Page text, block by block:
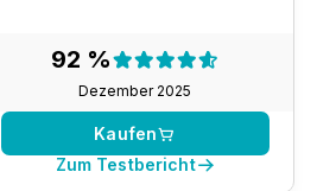
92 %
Dezember 2025
Testergebnis:
92 %
Kaufen
Zum Testbericht